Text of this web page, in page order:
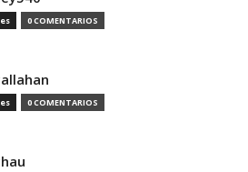
0 COMENTARIOS
0 COMENTARIOS